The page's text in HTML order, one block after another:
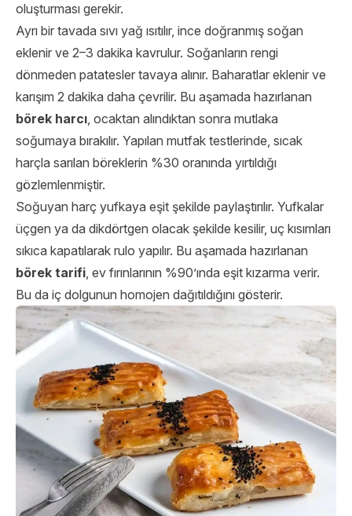
oluşturması gerekir.
Ayrı bir tavada sıvı yağ ısıtılır, ince doğranmış soğan
eklenir ve 2–3 dakika kavrulur. Soğanların rengi
dönmeden patatesler tavaya alınır. Baharatlar eklenir ve
karışım 2 dakika daha çevrilir. Bu aşamada hazırlanan
börek harcı, ocaktan alındıktan sonra mutlaka
soğumaya bırakılır. Yapılan mutfak testlerinde, sıcak
harçla sarılan böreklerin %30 oranında yırtıldığı
gözlemlenmiştir.
Soğuyan harç yufkaya eşit şekilde paylaştırılır. Yufkalar
üçgen ya da dikdörtgen olacak şekilde kesilir, uç kısımları
sıkıca kapatılarak rulo yapılır. Bu aşamada hazırlanan
börek tarifi, ev fırınlarının %90’ında eşit kızarma verir.
Bu da iç dolgunun homojen dağıtıldığını gösterir.